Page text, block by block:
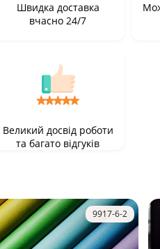
Швидка доставка
вчасно 24/7
Великий досвід роботи
та багато відгуків
9917-6-2